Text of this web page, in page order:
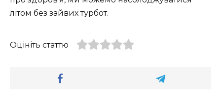
літом без зайвих турбот.
Оцініть статтю